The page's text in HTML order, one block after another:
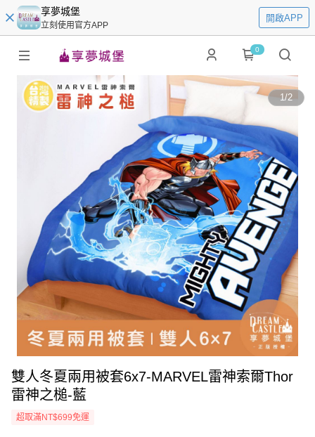
享夢城堡
立刻使用官方APP
開啟APP
0
1/2
雙人冬夏兩用被套6x7-MARVEL雷神索爾Thor
雷神之槌-藍
超取滿NT$699免運